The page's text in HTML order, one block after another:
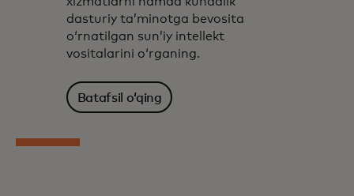
dasturiy taʼminotga bevosita
oʻrnatilgan sunʼiy intellekt
vositalarini oʻrganing.
Batafsil oʻqing